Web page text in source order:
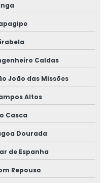
internos iso9001
HACCP
segurança dos
22000
de assuntos
Caldas
João das Missões
Altos
Casca
Dourada
de Espanha
Repouso